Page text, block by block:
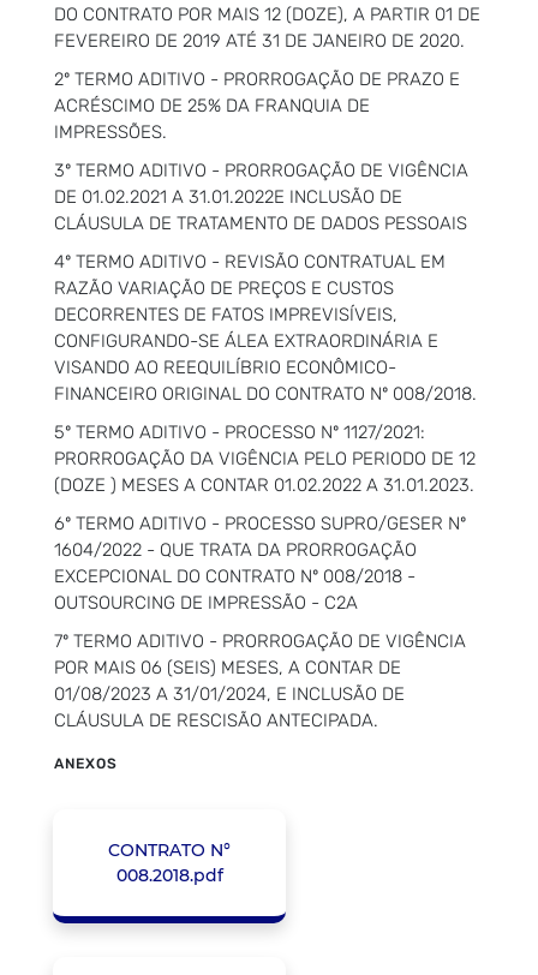
DO CONTRATO POR MAIS 12 (DOZE), A PARTIR 01 DE
FEVEREIRO DE 2019 ATÉ 31 DE JANEIRO DE 2020.
2º TERMO ADITIVO - PRORROGAÇÃO DE PRAZO E
ACRÉSCIMO DE 25% DA FRANQUIA DE
IMPRESSÕES.
3º TERMO ADITIVO - PRORROGAÇÃO DE VIGÊNCIA
DE 01.02.2021 A 31.01.2022E INCLUSÃO DE
CLÁUSULA DE TRATAMENTO DE DADOS PESSOAIS
4º TERMO ADITIVO - REVISÃO CONTRATUAL EM
RAZÃO VARIAÇÃO DE PREÇOS E CUSTOS
DECORRENTES DE FATOS IMPREVISÍVEIS,
CONFIGURANDO-SE ÁLEA EXTRAORDINÁRIA E
VISANDO AO REEQUILÍBRIO ECONÔMICO-
FINANCEIRO ORIGINAL DO CONTRATO Nº 008/2018.
5º TERMO ADITIVO - PROCESSO Nº 1127/2021:
PRORROGAÇÃO DA VIGÊNCIA PELO PERIODO DE 12
(DOZE ) MESES A CONTAR 01.02.2022 A 31.01.2023.
6º TERMO ADITIVO - PROCESSO SUPRO/GESER Nº
1604/2022 - QUE TRATA DA PRORROGAÇÃO
EXCEPCIONAL DO CONTRATO Nº 008/2018 -
OUTSOURCING DE IMPRESSÃO - C2A
7º TERMO ADITIVO - PRORROGAÇÃO DE VIGÊNCIA
POR MAIS 06 (SEIS) MESES, A CONTAR DE
01/08/2023 A 31/01/2024, E INCLUSÃO DE
CLÁUSULA DE RESCISÃO ANTECIPADA.
ANEXOS
CONTRATO N°
008.2018.pdf